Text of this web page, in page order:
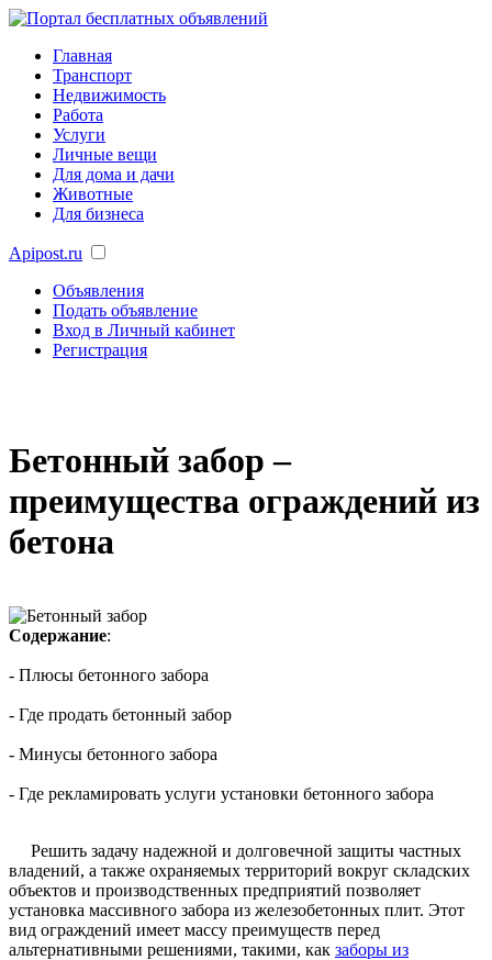
Главная
Транспорт
Недвижимость
Работа
Услуги
Личные вещи
Для дома и дачи
Животные
Для бизнеса
Apipost.ru
Объявления
Подать объявление
Вход в Личный кабинет
Регистрация
Бетонный забор –
преимущества ограждений из
бетона
Содержание:
- Плюсы бетонного забора
- Где продать бетонный забор
- Минусы бетонного забора
- Где рекламировать услуги установки бетонного забора
Решить задачу надежной и долговечной защиты частных
владений, а также охраняемых территорий вокруг складских
объектов и производственных предприятий позволяет
установка массивного забора из железобетонных плит. Этот
вид ограждений имеет массу преимуществ перед
альтернативными решениями, такими, как заборы из